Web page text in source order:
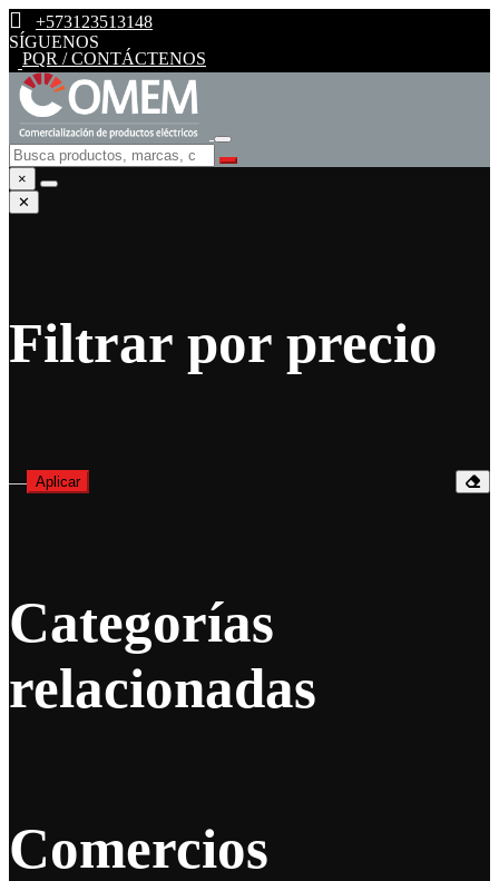
+573123513148
SÍGUENOS
PQR / CONTÁCTENOS
×
✕
Filtrar por precio
— Aplicar
Categorías
relacionadas
Comercios